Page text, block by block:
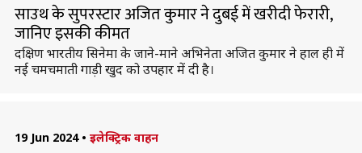
साउथ के सुपरस्टार अजित कुमार ने दुबई में खरीदी फेरारी,
जानिए इसकी कीमत
दक्षिण भारतीय सिनेमा के जाने-माने अभिनेता अजित कुमार ने हाल ही में
नई चमचमाती गाड़ी खुद को उपहार में दी है।
19 Jun 2024 • इलेक्ट्रिक वाहन